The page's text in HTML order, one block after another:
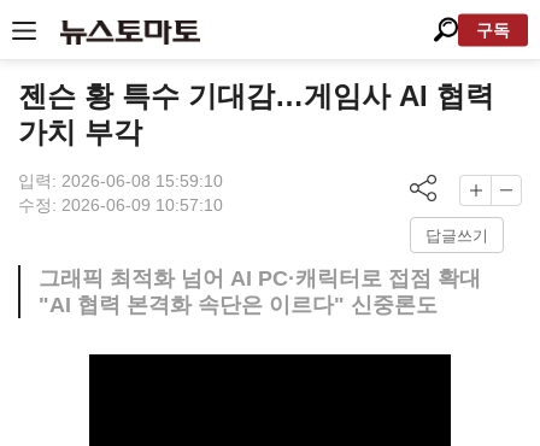
구독
젠슨 황 특수 기대감…게임사 AI 협력
가치 부각
입력: 2026-06-08 15:59:10
수정: 2026-06-09 10:57:10
답글쓰기
그래픽 최적화 넘어 AI PC·캐릭터로 접점 확대
"AI 협력 본격화 속단은 이르다" 신중론도